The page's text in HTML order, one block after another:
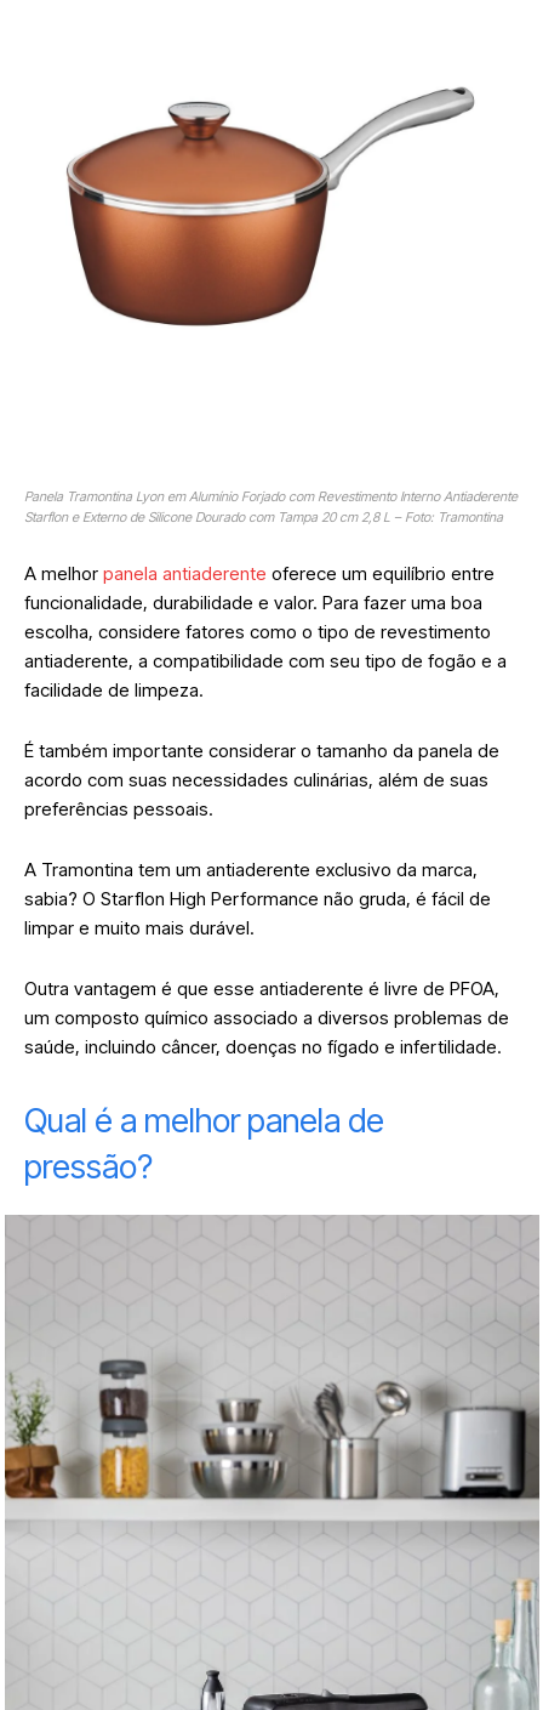
Panela Tramontina Lyon em Alumínio Forjado com Revestimento Interno Antiaderente
Starflon e Externo de Silicone Dourado com Tampa 20 cm 2,8 L – Foto: Tramontina
A melhor panela antiaderente oferece um equilíbrio entre
funcionalidade, durabilidade e valor. Para fazer uma boa
escolha, considere fatores como o tipo de revestimento
antiaderente, a compatibilidade com seu tipo de fogão e a
facilidade de limpeza.
É também importante considerar o tamanho da panela de
acordo com suas necessidades culinárias, além de suas
preferências pessoais.
A Tramontina tem um antiaderente exclusivo da marca,
sabia? O Starflon High Performance não gruda, é fácil de
limpar e muito mais durável.
Outra vantagem é que esse antiaderente é livre de PFOA,
um composto químico associado a diversos problemas de
saúde, incluindo câncer, doenças no fígado e infertilidade.
Qual é a melhor panela de
pressão?